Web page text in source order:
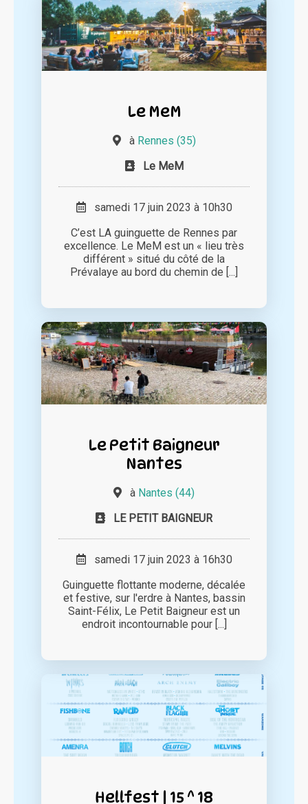
Le MeM
à Rennes (35)
Le MeM
samedi 17 juin 2023 à 10h30
C’est LA guinguette de Rennes par
excellence. Le MeM est un « lieu très
différent » situé du côté de la
Prévalaye au bord du chemin de [...]
Le Petit Baigneur
Nantes
à Nantes (44)
LE PETIT BAIGNEUR
samedi 17 juin 2023 à 16h30
Guinguette flottante moderne, décalée
et festive, sur l'erdre à Nantes, bassin
Saint-Félix, Le Petit Baigneur est un
endroit incontournable pour [...]
Hellfest | 15 ^ 18